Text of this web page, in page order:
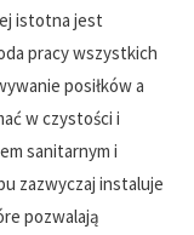
istotna jest
pracy wszystkich
posiłków a
w czystości i
sanitarnym i
zazwyczaj instaluje
pozwalają